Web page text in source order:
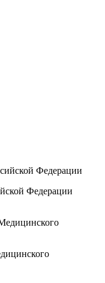
Федерации